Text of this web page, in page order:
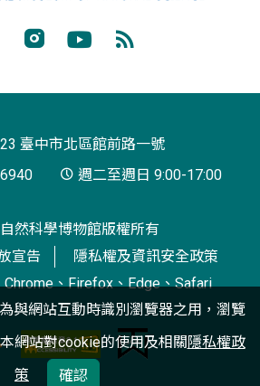
閱
臺中市北區館前路一號
週二至週日 9:00-17:00
然科學博物館版權所有
宣告
隱私權及資訊安全政策
、Firefox、Edge、Safari
與網站互動時識別瀏覽器之用，瀏覽
網站對cookie的使用及相關隱私權政
策
確認